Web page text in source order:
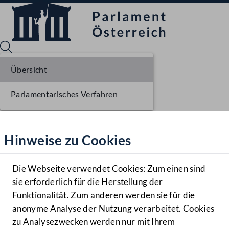
Hilfe
Benutzer
Navigationsmenü öffnen
MENÜ
Hinweise zu Cookies
Die Webseite verwendet Cookies: Zum einen sind
sie erforderlich für die Herstellung der
Funktionalität. Zum anderen werden sie für die
anonyme Analyse der Nutzung verarbeitet. Cookies
zu Analysezwecken werden nur mit Ihrem
Übersicht
Parlamentarisches Verfahren